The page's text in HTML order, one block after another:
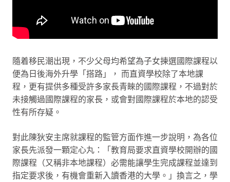
隨着移民潮出現，不少父母均希望為子女揀選國際課程以
便為日後海外升學「搭路」， 而直資學校除了本地課
程，更有提供多種受許多家長青睞的國際課程，不過對於
未接觸過國際課程的家長，或會對國際課程於本地的認受
性有所存疑。
對此陳狄安主席就課程的監管方面作進一步說明，為各位
家長先派發一顆定心丸：「教育局要求直資學校開辦的國
際課程（又稱非本地課程）必需能讓學生完成課程並達到
指定要求後，有機會重新入讀香港的大學。」換言之，學